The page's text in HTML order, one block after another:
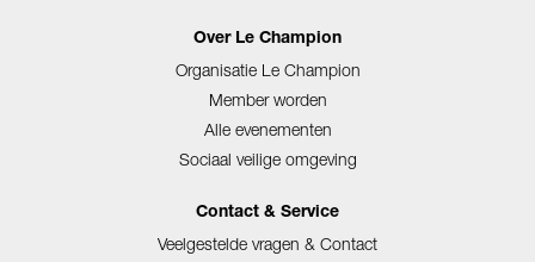
Over Le Champion
Organisatie Le Champion
Member worden
Alle evenementen
Sociaal veilige omgeving
Contact & Service
Veelgestelde vragen & Contact